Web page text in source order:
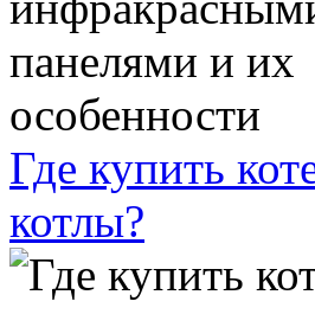
Где купить
котлы?